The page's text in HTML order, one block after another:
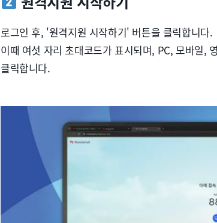
로그인 후, '원격지원 시작하기' 버튼을 클릭합니다.
이때 여섯 자리 초대코드가 표시되며, PC, 모바일,
클릭합니다.